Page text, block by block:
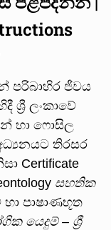
පරිබාහිර ජීවය
ශ්‍රී ලංකාවේ
හා ෆොසිල
තිරසර
Certificate
සහතික
හා පාෂාණභූත
යෙදුම්– ශ්